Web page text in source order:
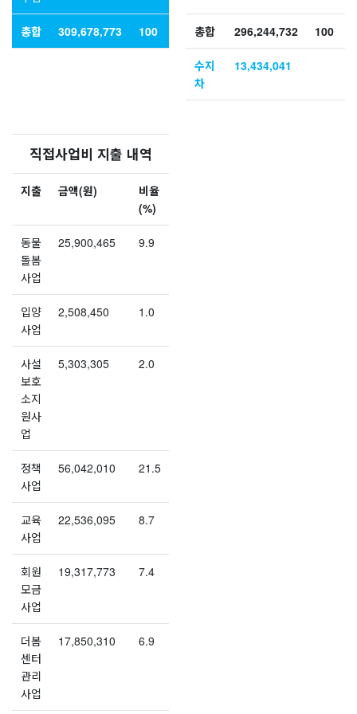
총합 309,678,773 100 총합 296,244,732 100
수지
차
13,434,041
직접사업비 지출 내역
지출 금액(원)
비율
(%)
동물
돌봄
사업
25,900,465 9.9
입양
사업
2,508,450 1.0
사설
보호
소지
원사
업
5,303,305 2.0
정책
사업
56,042,010 21.5
교육
사업
22,536,095 8.7
회원
모금
사업
19,317,773 7.4
더봄
센터
관리
사업
17,850,310 6.9